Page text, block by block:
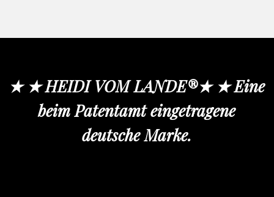
★ ★ HEIDI VOM LANDE®★ ★ Eine
beim Patentamt eingetragene
deutsche Marke.